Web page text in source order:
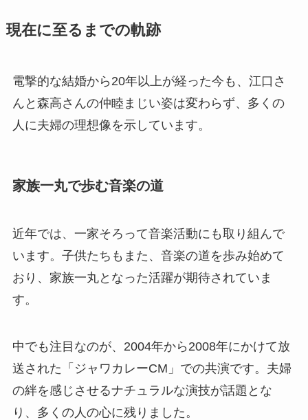
現在に至るまでの軌跡
電撃的な結婚から20年以上が経った今も、江口さ
んと森高さんの仲睦まじい姿は変わらず、多くの
人に夫婦の理想像を示しています。
家族一丸で歩む音楽の道
近年では、一家そろって音楽活動にも取り組んで
います。子供たちもまた、音楽の道を歩み始めて
おり、家族一丸となった活躍が期待されていま
す。
中でも注目なのが、2004年から2008年にかけて放
送された「ジャワカレーCM」での共演です。夫婦
の絆を感じさせるナチュラルな演技が話題とな
り、多くの人の心に残りました。